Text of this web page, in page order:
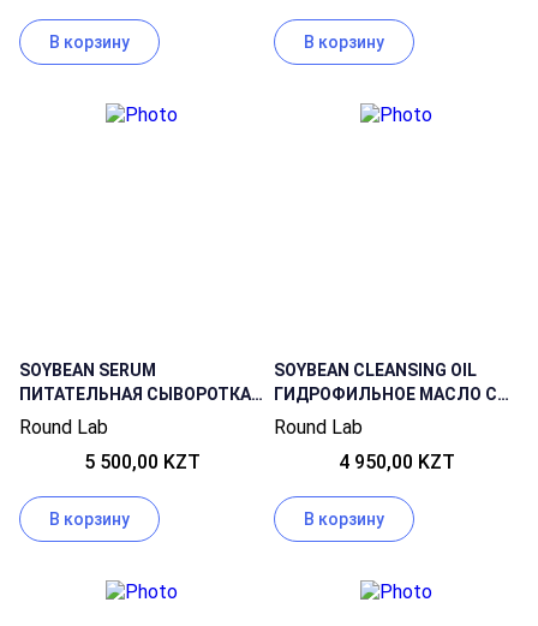
В корзину В корзину
SOYBEAN SERUM
ПИТАТЕЛЬНАЯ СЫВОРОТКА
С ЭКСТРАКТОМ СОЕВЫХ
Round Lab
5 500,00 KZT
В корзину
SOYBEAN CLEANSING OIL
ГИДРОФИЛЬНОЕ МАСЛО С
ЭКСТРАКТОМ ЧЕРНЫХ
Round Lab
4 950,00 KZT
В корзину